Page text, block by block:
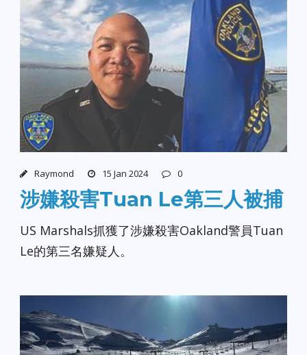
Raymond 15 Jan 2024 0
涉嫌殺害Tuan Le第三人被捕
US Marshals抓獲了涉嫌殺害Oakland警員Tuan
Le的第三名嫌疑人。